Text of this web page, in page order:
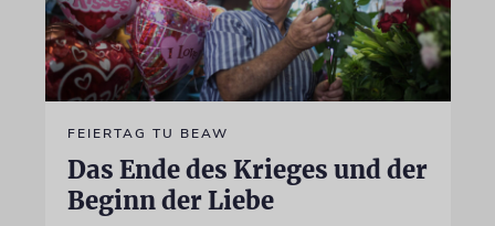
FEIERTAG TU BEAW
Das Ende des Krieges und der
Beginn der Liebe